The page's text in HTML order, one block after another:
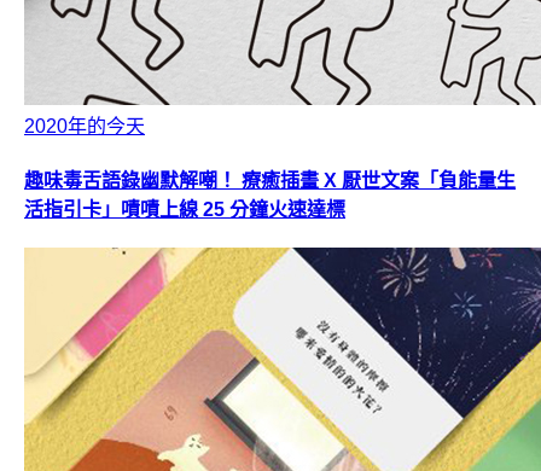
2020年的今天
趣味毒舌語錄幽默解嘲！ 療癒插畫 X 厭世文案「負能量生
活指引卡」嘖嘖上線 25 分鐘火速達標